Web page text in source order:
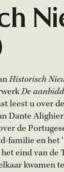
Historisch
De
leest u over de
Dante
de
familie en het
eind van de
kwamen